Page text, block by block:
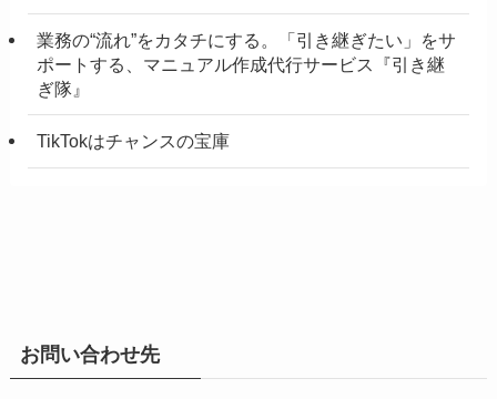
業務の“流れ”をカタチにする。「引き継ぎたい」をサ
ポートする、マニュアル作成代行サービス『引き継
ぎ隊』
TikTokはチャンスの宝庫
お問い合わせ先